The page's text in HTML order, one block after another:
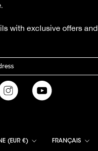
with exclusive offers and
(EUR €) Langue
FRANÇAIS